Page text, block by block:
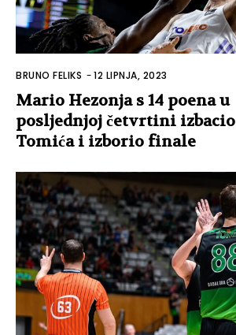
BRUNO FELIKS -12 LIPNJA, 2023
Mario Hezonja s 14 poena u
posljednjoj četvrtini izbacio
Tomića i izborio finale